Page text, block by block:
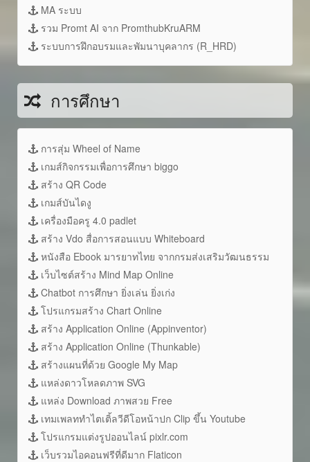
MA ระบบ
รวม Promt AI จาก PromthubKruARM
ระบบการฝึกอบรมและพัมนาบุคลากร (R_HRD)
การศึกษา
การสุ่ม Wheel of Name
เกมส์กิจกรรมเพื่อการศึกษา biggo
สร้าง QR Code
เกมส์บันไดงู
เครื่องมือครู 4.0 padlet
สร้าง Vdo สื่อการสอนแบบ Whiteboard
หนังสือ Ebook มารยาทไทย จากกรมส่งเสริมวัฒนธรรม
เว็บไซต์สร้าง Mind Map Online
Chatbot การศึกษา ยิ่งเล่น ยิ่งเก่ง
โปรแกรมสร้าง Chart Online
สร้าง Application Online (Appinventor)
สร้าง Application Online (Thunkable)
สร้างแผนที่ด้วย Google My Map
แหล่งดาวโหลดภาพ SVG
แหล่ง Download ภาพสวย Free
เทมเพลททำไตเติ้ลวีดีโอหน้าปก Clip ขึ้น Youtube
โปรแกรมแต่งรูปออนไลน์ pixlr.com
เว็บรวมไอคอนฟรีที่ดีมาก Flaticon